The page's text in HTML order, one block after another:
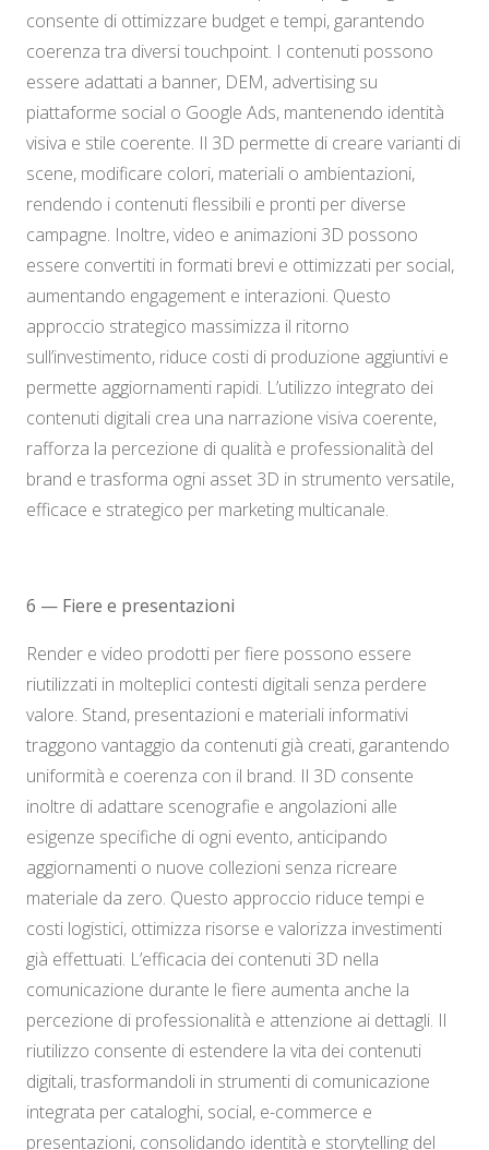
consente di ottimizzare budget e tempi, garantendo
coerenza tra diversi touchpoint. I contenuti possono
essere adattati a banner, DEM, advertising su
piattaforme social o Google Ads, mantenendo identità
visiva e stile coerente. Il 3D permette di creare varianti di
scene, modificare colori, materiali o ambientazioni,
rendendo i contenuti flessibili e pronti per diverse
campagne. Inoltre, video e animazioni 3D possono
essere convertiti in formati brevi e ottimizzati per social,
aumentando engagement e interazioni. Questo
approccio strategico massimizza il ritorno
sull’investimento, riduce costi di produzione aggiuntivi e
permette aggiornamenti rapidi. L’utilizzo integrato dei
contenuti digitali crea una narrazione visiva coerente,
rafforza la percezione di qualità e professionalità del
brand e trasforma ogni asset 3D in strumento versatile,
efficace e strategico per marketing multicanale.
6 — Fiere e presentazioni
Render e video prodotti per fiere possono essere
riutilizzati in molteplici contesti digitali senza perdere
valore. Stand, presentazioni e materiali informativi
traggono vantaggio da contenuti già creati, garantendo
uniformità e coerenza con il brand. Il 3D consente
inoltre di adattare scenografie e angolazioni alle
esigenze specifiche di ogni evento, anticipando
aggiornamenti o nuove collezioni senza ricreare
materiale da zero. Questo approccio riduce tempi e
costi logistici, ottimizza risorse e valorizza investimenti
già effettuati. L’efficacia dei contenuti 3D nella
comunicazione durante le fiere aumenta anche la
percezione di professionalità e attenzione ai dettagli. Il
riutilizzo consente di estendere la vita dei contenuti
digitali, trasformandoli in strumenti di comunicazione
integrata per cataloghi, social, e-commerce e
presentazioni, consolidando identità e storytelling del